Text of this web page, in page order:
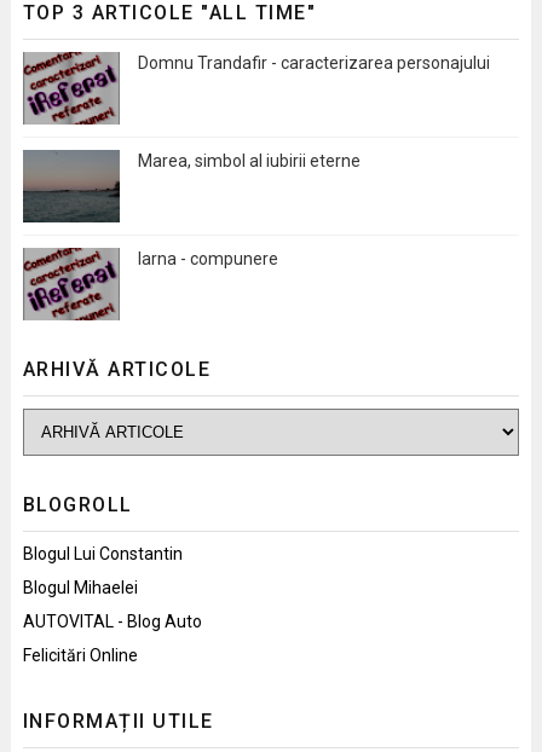
TOP 3 ARTICOLE "ALL TIME"
Domnu Trandafir - caracterizarea personajului
Marea, simbol al iubirii eterne
Iarna - compunere
ARHIVĂ ARTICOLE
BLOGROLL
Blogul Lui Constantin
Blogul Mihaelei
AUTOVITAL - Blog Auto
Felicitări Online
INFORMAȚII UTILE